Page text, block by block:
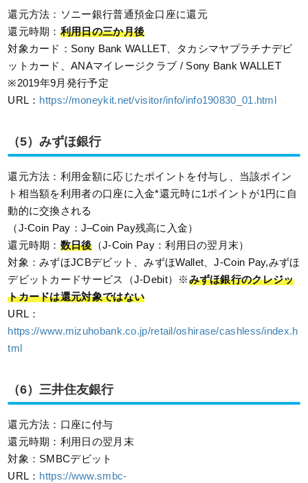
還元方法：ソニー銀行普通預金口座に還元
還元時期： 利用日の三か月後
対象カード：Sony Bank WALLET、タカシマヤプラチナデビ
ットカード、ANAマイレージクラブ / Sony Bank WALLET
※2019年9月発行予定
URL： https://moneykit.net/visitor/info/info190830_01.html
（5）みずほ銀行
還元方法：利用金額に応じたポイントを付与し、当該ポイン
ト相当額を利用者の口座に入金*還元時に1ポイントが1円に自
動的に交換される
（J-Coin Pay：J–Coin Pay残高に入金）
還元時期： 数日後（J-Coin Pay：利用日の翌月末）
対象：みずほJCBデビット、みずほWallet、J-Coin Pay,みずほ
デビットカードサービス（J-Debit）※みずほ銀行のクレジッ
トカードは還元対象ではない
URL：
https://www.mizuhobank.co.jp/retail/oshirase/cashless/index.h
tml
（6）三井住友銀行
還元方法：口座に付与
還元時期：利用日の翌月末
対象：SMBCデビット
URL： https://www.smbc-